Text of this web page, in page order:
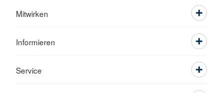
Mitwirken
Informieren
Service